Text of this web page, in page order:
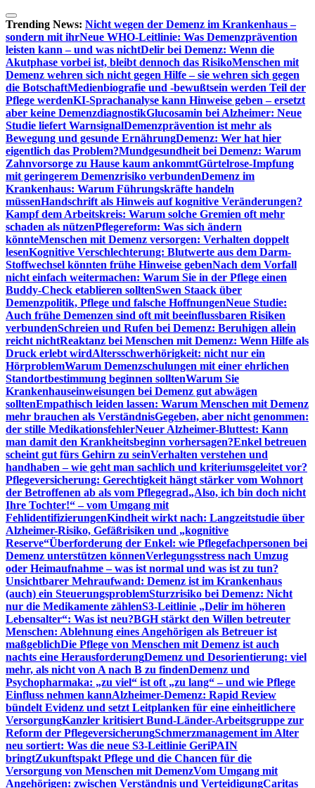
Zum
Inhalt
springen
Trending News: Nicht wegen der Demenz im Krankenhaus –
sondern mit ihrNeue WHO-Leitlinie: Was Demenzprävention
leisten kann – und was nichtDelir bei Demenz: Wenn die
Akutphase vorbei ist, bleibt dennoch das RisikoMenschen mit
Demenz wehren sich nicht gegen Hilfe – sie wehren sich gegen
die BotschaftMedienbiografie und -bewußtsein werden Teil der
Pflege werdenKI-Sprachanalyse kann Hinweise geben – ersetzt
aber keine DemenzdiagnostikGlucosamin bei Alzheimer: Neue
Studie liefert WarnsignalDemenzprävention ist mehr als
Bewegung und gesunde ErnährungDemenz: Wer hat hier
eigentlich das Problem?Mundgesundheit bei Demenz: Warum
Zahnvorsorge zu Hause kaum ankommtGürtelrose-Impfung
mit geringerem Demenzrisiko verbundenDemenz im
Krankenhaus: Warum Führungskräfte handeln
müssenHandschrift als Hinweis auf kognitive Veränderungen?
Kampf dem Arbeitskreis: Warum solche Gremien oft mehr
schaden als nützenPflegereform: Was sich ändern
könnteMenschen mit Demenz versorgen: Verhalten doppelt
lesenKognitive Verschlechterung: Blutwerte aus dem Darm-
Stoffwechsel könnten frühe Hinweise gebenNach dem Vorfall
nicht einfach weitermachen: Warum Sie in der Pflege einen
Buddy-Check etablieren solltenSwen Staack über
Demenzpolitik, Pflege und falsche HoffnungenNeue Studie:
Auch frühe Demenzen sind oft mit beeinflussbaren Risiken
verbundenSchreien und Rufen bei Demenz: Beruhigen allein
reicht nichtReaktanz bei Menschen mit Demenz: Wenn Hilfe als
Druck erlebt wirdAltersschwerhörigkeit: nicht nur ein
HörproblemWarum Demenzschulungen mit einer ehrlichen
Standortbestimmung beginnen solltenWarum Sie
Krankenhauseinweisungen bei Demenz gut abwägen
solltenEmpathisch leiden lassen: Warum Menschen mit Demenz
mehr brauchen als VerständnisGegeben, aber nicht genommen:
der stille MedikationsfehlerNeuer Alzheimer-Bluttest: Kann
man damit den Krankheitsbeginn vorhersagen?Enkel betreuen
scheint gut fürs Gehirn zu seinVerhalten verstehen und
handhaben – wie geht man sachlich und kriteriumsgeleitet vor?
Pflegeversicherung: Gerechtigkeit hängt stärker vom Wohnort
der Betroffenen ab als vom Pflegegrad„Also, ich bin doch nicht
Ihre Tochter!“ – vom Umgang mit
FehlidentifizierungenKindheit wirkt nach: Langzeitstudie über
Alzheimer-Risiko, Gefäßrisiken und „kognitive
Reserve“Überforderung der Enkel: wie Pflegefachpersonen bei
Demenz unterstützen könnenVerlegungsstress nach Umzug
oder Heimaufnahme – was ist normal und was ist zu tun?
Unsichtbarer Mehraufwand: Demenz ist im Krankenhaus
(auch) ein SteuerungsproblemSturzrisiko bei Demenz: Nicht
nur die Medikamente zählenS3-Leitlinie „Delir im höheren
Lebensalter“: Was ist neu?BGH stärkt den Willen betreuter
Menschen: Ablehnung eines Angehörigen als Betreuer ist
maßgeblichDie Pflege von Menschen mit Demenz ist auch
nachts eine HerausforderungDemenz und Desorientierung: viel
mehr, als nicht von A nach B zu findenDemenz und
Psychopharmaka: „zu viel“ ist oft „zu lang“ – und wie Pflege
Einfluss nehmen kannAlzheimer-Demenz: Rapid Review
bündelt Evidenz und setzt Leitplanken für eine einheitlichere
VersorgungKanzler kritisiert Bund-Länder-Arbeitsgruppe zur
Reform der PflegeversicherungSchmerzmanagement im Alter
neu sortiert: Was die neue S3-Leitlinie GeriPAIN
bringtZukunftspakt Pflege und die Chancen für die
Versorgung von Menschen mit DemenzVom Umgang mit
Angehörigen: zwischen Verständnis und VerteidigungCaritas